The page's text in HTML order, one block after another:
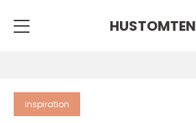
inspiration